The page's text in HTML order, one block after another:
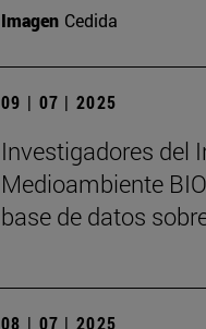
Imagen Cedida
09 | 07 | 2025
Investigadores del
Medioambiente
base de datos
08 | 07 | 2025